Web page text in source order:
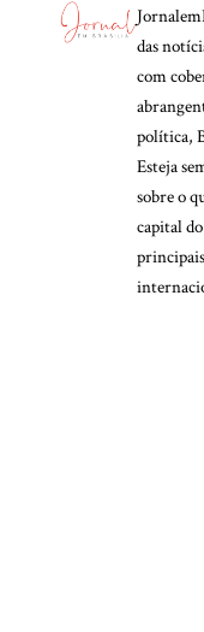
das
com
política,
Esteja
sobre o
capital